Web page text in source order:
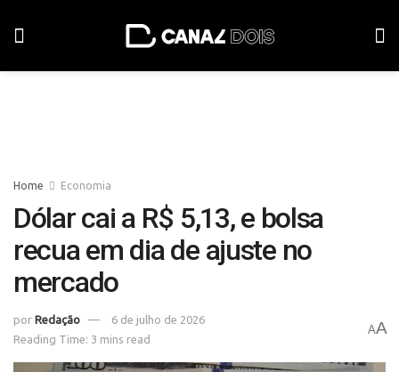
Home Economia
Dólar cai a R$ 5,13, e bolsa
recua em dia de ajuste no
mercado
por Redação
6 de julho de 2026
Reading Time: 3 mins read
AA